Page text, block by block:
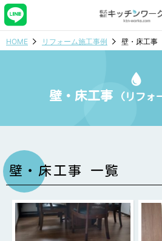
HOME リフォーム施工事例 壁・床工事
壁・床工事 (リフォ
壁・床工事 一覧